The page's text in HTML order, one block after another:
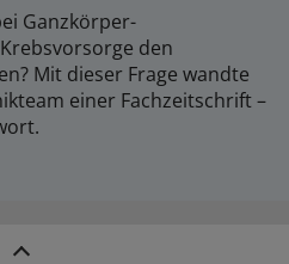
Ganzkörper-
den
Mit dieser Frage wandte
einer Fachzeitschrift –